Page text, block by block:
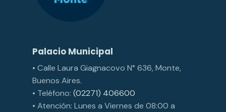
Palacio Municipal
• Calle Laura Giagnacovo N° 636, Monte,
Buenos Aires.
• Teléfono: (02271) 406600
• Atención: Lunes a Viernes de 08:00 a